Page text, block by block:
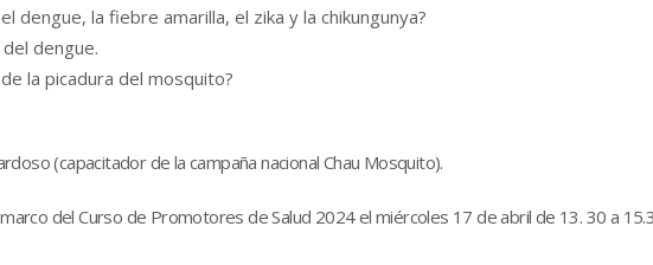
dengue, la fiebre amarilla, el zika y la chikungunya?
dengue.
la picadura del mosquito?
(capacitador de la campaña nacional Chau Mosquito).
del Curso de Promotores de Salud 2024 el miércoles 17 de abril de 13. 30 a